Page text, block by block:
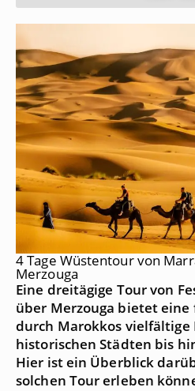
4 Tage Wüstentour von
Merzouga
Eine dreitägige Tour von
über Merzouga bietet eine
durch Marokkos vielfältige
historischen Städten bis
Hier ist ein Überblick
solchen Tour erleben